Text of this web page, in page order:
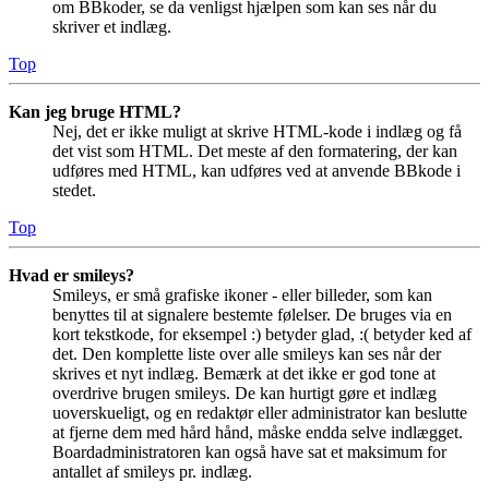
om BBkoder, se da venligst hjælpen som kan ses når du
skriver et indlæg.
Top
Kan jeg bruge HTML?
Nej, det er ikke muligt at skrive HTML-kode i indlæg og få
det vist som HTML. Det meste af den formatering, der kan
udføres med HTML, kan udføres ved at anvende BBkode i
stedet.
Top
Hvad er smileys?
Smileys, er små grafiske ikoner - eller billeder, som kan
benyttes til at signalere bestemte følelser. De bruges via en
kort tekstkode, for eksempel :) betyder glad, :( betyder ked af
det. Den komplette liste over alle smileys kan ses når der
skrives et nyt indlæg. Bemærk at det ikke er god tone at
overdrive brugen smileys. De kan hurtigt gøre et indlæg
uoverskueligt, og en redaktør eller administrator kan beslutte
at fjerne dem med hård hånd, måske endda selve indlægget.
Boardadministratoren kan også have sat et maksimum for
antallet af smileys pr. indlæg.